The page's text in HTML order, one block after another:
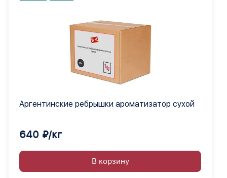
Аргентинские ребрышки ароматизатор сухой
640 ₽/кг
В корзину